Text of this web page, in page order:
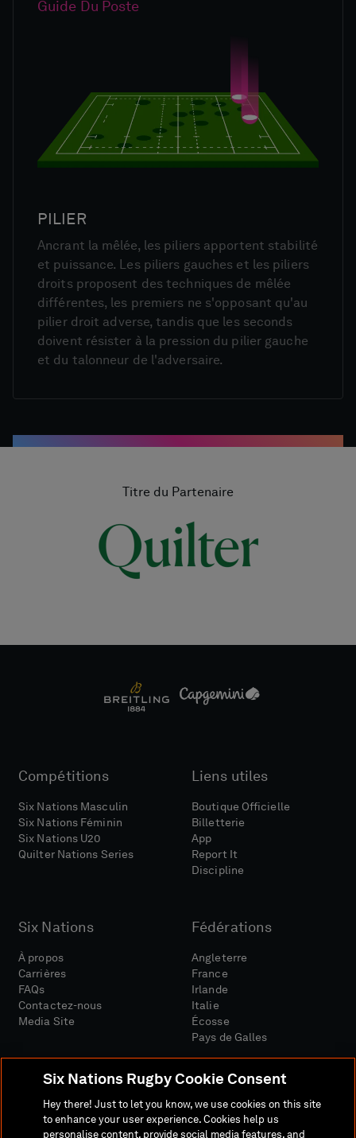
Guide Du Poste
PILIER
Ancrant la mêlée, les piliers apportent stabilité
et puissance. Les piliers gauches et les piliers
droits proposent des techniques de mêlée
différentes, les premiers ne s'opposant qu'au
pilier droit adverse, tandis que les seconds
doivent résister à la pression du pilier gauche
et du talonneur de l'adversaire.
Titre du Partenaire
Compétitions
Six Nations Masculin
Six Nations Féminin
Six Nations U20
Quilter Nations Series
Liens utiles
Boutique Officielle
Billetterie
App
Report It
Discipline
Six Nations
À propos
Carrières
FAQs
Contactez-nous
Media Site
Fédérations
Angleterre
France
Irlande
Italie
Écosse
Pays de Galles
Six Nations Rugby Cookie Consent
Hey there! Just to let you know, we use cookies on this site
to enhance your user experience. Cookies help us
personalise content, provide social media features, and